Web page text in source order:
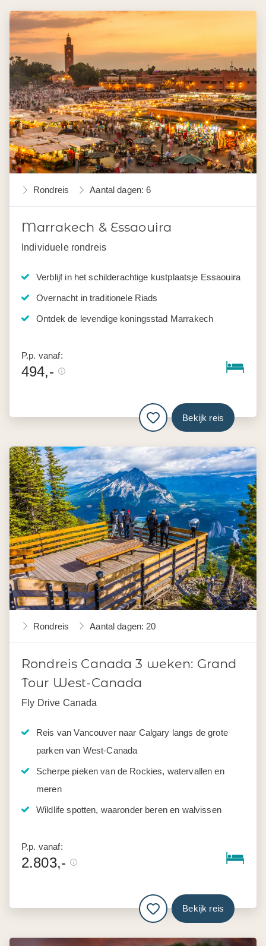
Rondreis Aantal dagen: 6
Marrakech & Essaouira
Individuele rondreis
Verblijf in het schilderachtige kustplaatsje Essaouira
Overnacht in traditionele Riads
Ontdek de levendige koningsstad Marrakech
P.p. vanaf:
494,-
Bekijk reis
Rondreis Aantal dagen: 20
Rondreis Canada 3 weken: Grand
Tour West-Canada
Fly Drive Canada
Reis van Vancouver naar Calgary langs de grote
parken van West-Canada
Scherpe pieken van de Rockies, watervallen en
meren
Wildlife spotten, waaronder beren en walvissen
P.p. vanaf:
2.803,-
Bekijk reis